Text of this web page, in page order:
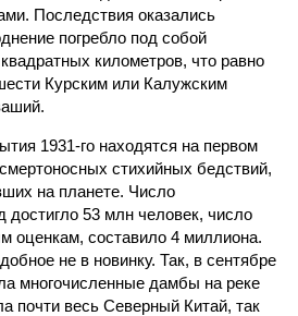
Последствия оказались
погребло под собой
километров, что равно
Курским или Калужским
1931-го находятся на первом
стихийных бедствий,
на планете. Число
достигло 53 млн человек, число
оценкам, составило 4 миллиона.
не в новинку. Так, в сентябре
многочисленные дамбы на реке
почти весь Северный Китай, так